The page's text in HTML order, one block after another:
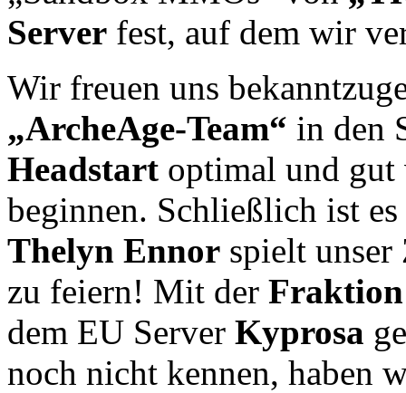
Server fest, auf dem wir
Wir freuen uns
„ArcheAge-Team“ in den
Headstart optimal und
beginnen. Schließlich ist
Thelyn Ennor spielt
zu feiern! Mit der Fraktion
dem EU Server Kyprosa
noch nicht kennen, haben